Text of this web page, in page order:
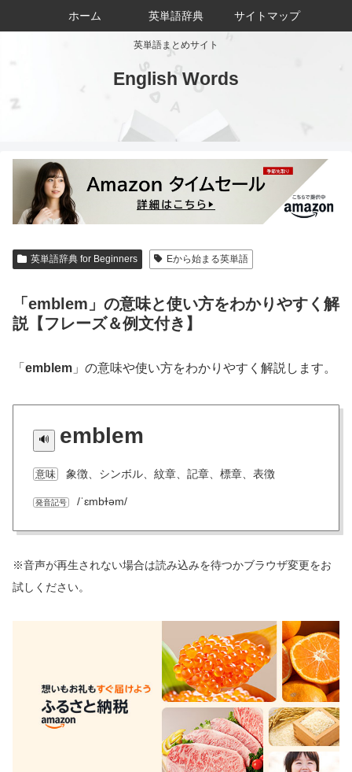
英単語まとめサイト
English Words
ホーム 英単語辞典 サイトマップ
英単語辞典 for Beginners Eから始まる英単語
「emblem」の意味と使い方をわかりやすく解
説【フレーズ＆例文付き】
「 emblem 」の意味や使い方をわかりやすく解説します。
emblem
意味 象徴、シンボル、紋章、記章、標章、表徴
発音記号 /ˈɛmbɫəm/
※音声が再生されない場合は読み込みを待つかブラウザ変更をお
試しください。